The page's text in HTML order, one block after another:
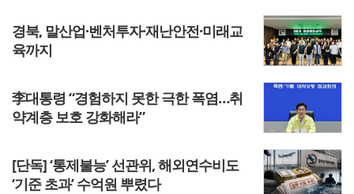
경북, 말산업·벤처투자·재난안전·미래교
육까지
李대통령 “경험하지 못한 극한 폭염…취
약계층 보호 강화해라”
[단독] ‘통제불능’ 선관위, 해외연수비도
‘기준 초과’ 수억원 뿌렸다